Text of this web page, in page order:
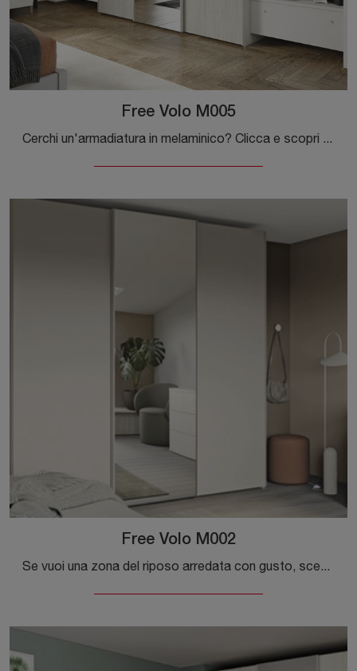
Free Volo M005
Cerchi un'armadiatura in melaminico? Clicca e scopri armadi a muro con ante scorrevoli di Colombini Casa.
Free Volo M002
Se vuoi una zona del riposo arredata con gusto, scegli l'armadio Free Volo M002 con ante scorrevoli di Colombini Casa!